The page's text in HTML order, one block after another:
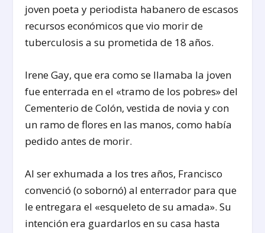
joven poeta y periodista habanero de escasos
recursos económicos que vio morir de
tuberculosis a su prometida de 18 años.
Irene Gay, que era como se llamaba la joven
fue enterrada en el «tramo de los pobres» del
Cementerio de Colón, vestida de novia y con
un ramo de flores en las manos, como había
pedido antes de morir.
Al ser exhumada a los tres años, Francisco
convenció (o sobornó) al enterrador para que
le entregara el «esqueleto de su amada». Su
intención era guardarlos en su casa hasta